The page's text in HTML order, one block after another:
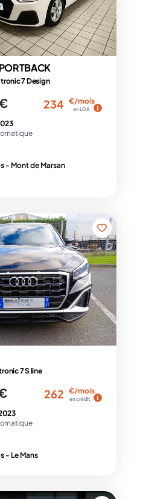
tronic 7 Design
234 €/mois
en LOA
- Mont de Marsan
7 S line
262 €/mois
en crédit
- Le Mans